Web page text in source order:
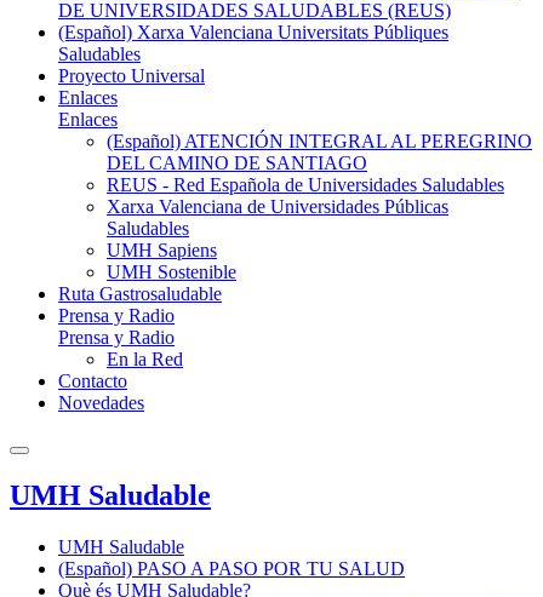
DE UNIVERSIDADES SALUDABLES (REUS)
(Español) Xarxa Valenciana Universitats Públiques
Saludables
Proyecto Universal
Enlaces
Enlaces
(Español) ATENCIÓN INTEGRAL AL PEREGRINO
DEL CAMINO DE SANTIAGO
REUS - Red Española de Universidades Saludables
Xarxa Valenciana de Universidades Públicas
Saludables
UMH Sapiens
UMH Sostenible
Ruta Gastrosaludable
Prensa y Radio
Prensa y Radio
En la Red
Contacto
Novedades
UMH Saludable
UMH Saludable
(Español) PASO A PASO POR TU SALUD
Què és UMH Saludable?